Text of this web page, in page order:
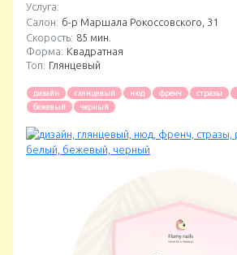
Услуга:
Салон: б-р Маршала Рокоссовского, 31
Скорость: 85 мин.
Форма: Квадратная
Топ: Глянцевый
дизайн глянцевый нюд френч стразы
бежевый
черный